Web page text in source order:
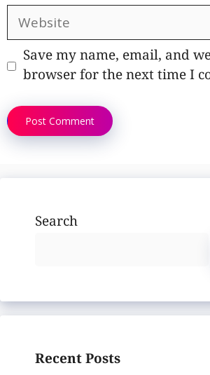
Website
Save my name, email, and
browser for the next time I
Search
Recent Posts